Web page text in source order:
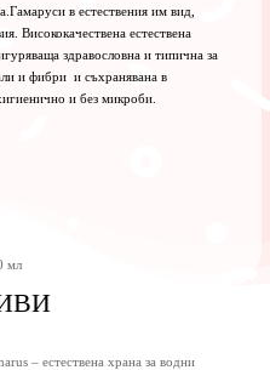
в естествения им вид,
Висококачествена естествена
здравословна и типична за
и фибри и съхранявана в
и без микроби.
мл
– естествена храна за водни